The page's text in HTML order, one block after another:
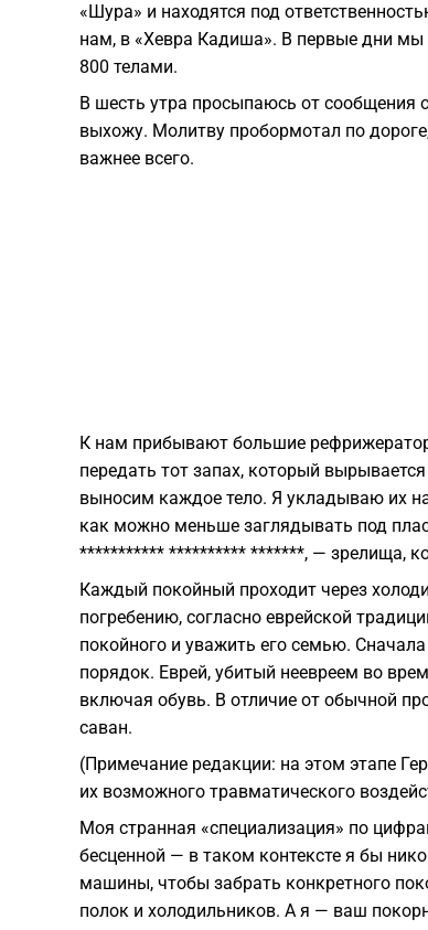
«Шура» и находятся под
нам, в «Хевра Кадиша». В первые дни мы
800 телами.
В шесть утра просыпаюсь от сообщения
выхожу. Молитву пробормотал по
важнее всего.
К нам прибывают большие
передать тот запах, который
выносим каждое тело. Я укладываю их
как можно меньше заглядывать под
*********** ********** *******, — зрелища,
Каждый покойный проходит через
погребению, согласно еврейской
покойного и уважить его семью.
порядок. Еврей, убитый неевреем во
включая обувь. В отличие от обычной
саван.
(Примечание редакции: на этом этапе
их возможного травматического
Моя странная «специализация» по
бесценной — в таком контексте я бы
машины, чтобы забрать конкретного
полок и холодильников. А я — ваш